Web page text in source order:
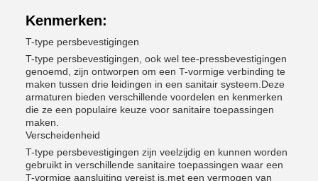
Kenmerken:
T-type persbevestigingen
T-type persbevestigingen, ook wel tee-pressbevestigingen
genoemd, zijn ontworpen om een T-vormige verbinding te
maken tussen drie leidingen in een sanitair systeem.Deze
armaturen bieden verschillende voordelen en kenmerken
die ze een populaire keuze voor sanitaire toepassingen
maken.
Verscheidenheid
T-type persbevestigingen zijn veelzijdig en kunnen worden
gebruikt in verschillende sanitaire toepassingen waar een
T-vormige aansluiting vereist is.met een vermogen van